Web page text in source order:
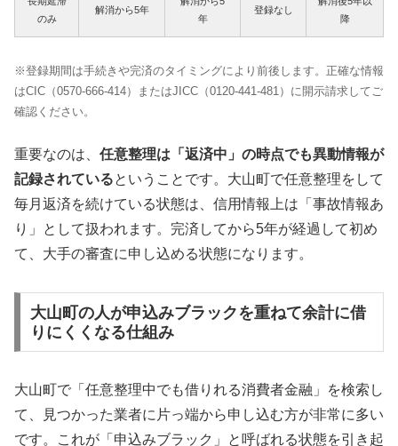
のみ
解消から5年
年
登録なし
降
※登録期間は手続きや完済のタイミングにより前後します。正確な情報
はCIC（0570-666-414）またはJICC（0120-441-481）に開示請求してご
確認ください。
重要なのは、 任意整理は「返済中」の時点でも異動情報が
記録されているということです。大山町で任意整理をして
毎月返済を続けている状態は、信用情報上は「事故情報あ
り」として扱われます。完済してから5年が経過して初め
て、大手の審査に申し込める状態になります。
大山町の人が申込みブラックを重ねて余計に借
りにくくなる仕組み
大山町で「任意整理中でも借りれる消費者金融」を検索し
て、見つかった業者に片っ端から申し込む方が非常に多い
です。これが「申込みブラック」と呼ばれる状態を引き起